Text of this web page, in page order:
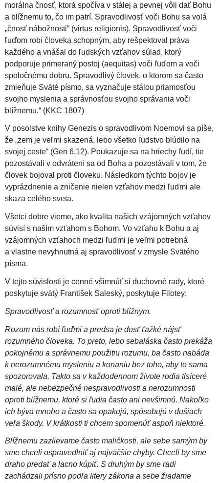
morálna čnosť, ktorá spočíva v stálej a pevnej vôli dať Bohu
a blížnemu to, čo im patrí. Spravodlivosť voči Bohu sa volá
„čnosť nábožnosti“ (virtus religionis). Spravodlivosť voči
ľuďom robí človeka schopným, aby rešpektoval práva
každého a vnášal do ľudských vzťahov súlad, ktorý
podporuje primeraný postoj (aequitas) voči ľuďom a voči
spoločnému dobru. Spravodlivý človek, o ktorom sa často
zmieňuje Sväté písmo, sa vyznačuje stálou priamosťou
svojho myslenia a správnosťou svojho správania voči
blížnemu.“ (KKC 1807)
V posolstve knihy Genezis o spravodlivom Noemovi sa píše,
že „zem je veľmi skazená, lebo všetko ľudstvo blúdilo na
svojej ceste“ (Gen 6,12). Poukazuje sa na hriechy ľudí, tie
pozostávali v odvrátení sa od Boha a pozostávali v tom, že
človek bojoval proti človeku. Následkom týchto bojov je
vyprázdnenie a zničenie nielen vzťahov medzi ľuďmi ale
skaza celého sveta.
Všetci dobre vieme, ako kvalita našich vzájomných vzťahov
súvisí s naším vzťahom s Bohom. Vo vzťahu k Bohu a aj
vzájomných vzťahoch medzi ľuďmi je veľmi potrebná
a vlastne nevyhnutná aj spravodlivosť v zmysle Svätého
písma.
V tejto súvislosti je cenné všimnúť si duchovné rady, ktoré
poskytuje svätý František Saleský, poskytuje Filotey:
Spravodlivosť a rozumnosť oproti blížnym.
Rozum nás robí ľuďmi a predsa je dosť ťažké nájsť
rozumného človeka. To preto, lebo sebaláska často prekáža
pokojnému a správnemu použitiu rozumu, ba často nabáda
k nerozumnému mysleniu a konaniu bez toho, aby to sama
spozorovala. Takto sa v každodennom živote rodia tisíceré
malé, ale nebezpečné nespravodlivosti a nerozumnosti
oproti blížnemu, ktoré si ľudia často ani nevšimnú. Nakoľko
ich býva mnoho a často sa opakujú, spôsobujú v dušiach
veľa škody. V krátkosti ti chcem spomenúť aspoň niektoré.
Blížnemu zazlievame často maličkosti, ale sebe samým by
sme chceli ospravedlniť aj najväčšie chyby. Chceli by sme
draho predať a lacno kúpiť. S druhým by sme radi
zachádzali prísno podľa litery zákona a sebe žiadame